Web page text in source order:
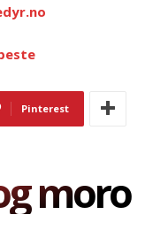
Pinterest
moro